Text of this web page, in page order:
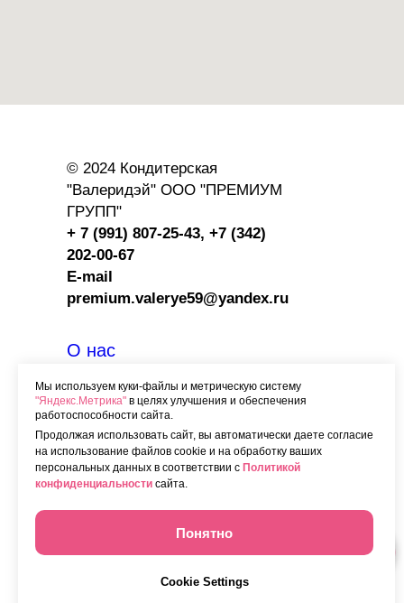
Мы используем куки-файлы и метрическую систему
"Яндекс.Метрика" в целях улучшения и обеспечения
работоспособности сайта.
Продолжая использовать сайт, вы автоматически даете согласие
на использование файлов cookie и на обработку ваших
персональных данных в соответствии с Политикой
конфиденциальности сайта.
Понятно
Cookie Settings
© 2024 Кондитерская
"Валеридэй" ООО "ПРЕМИУМ
ГРУПП"
+ 7 (991) 807-25-43, +7 (342)
202-00-67
E-mail
premium.valerye59@yandex.ru
О нас
Контакты
Доставка
Сотрудничество с HORECA
Программа лояльности